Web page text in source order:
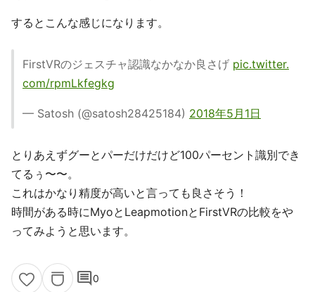
するとこんな感じになります。
FirstVRのジェスチャ認識なかなか良さげ pic.twitter.
com/rpmLkfegkg
— Satosh (@satosh28425184) 2018年5月1日
とりあえずグーとパーだけだけど100パーセント識別でき
てるぅ〜〜。
これはかなり精度が高いと言っても良さそう！
時間がある時にMyoとLeapmotionとFirstVRの比較をや
ってみようと思います。
comment0